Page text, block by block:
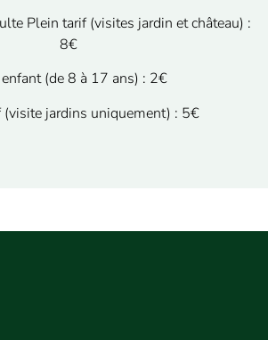
Plein tarif (visites jardin et château) :
8€
(de 8 à 17 ans) : 2€
jardins uniquement) : 5€